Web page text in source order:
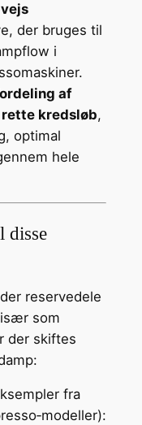
der bruges til
i
af
rette kredsløb,
optimal
hele
disse
reservedele
som
der skiftes
fra